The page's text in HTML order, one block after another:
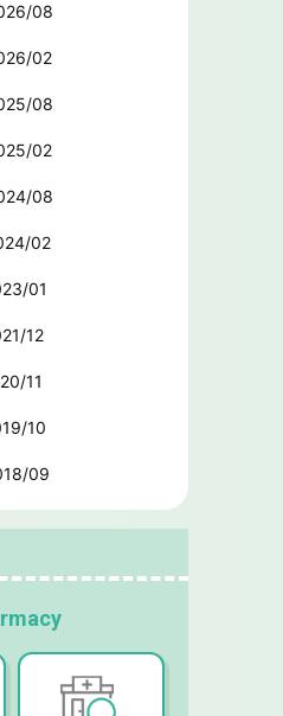
08
02
08
02
08
02
01
12
11
10
09